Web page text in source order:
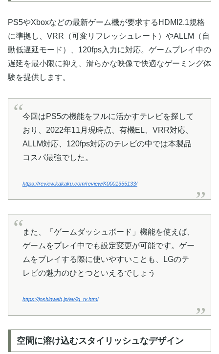
PS5やXboxなどの最新ゲーム機が要求するHDMI2.1規格
に準拠し、VRR（可変リフレッシュレート）やALLM（自
動低遅延モード）、120fps入力に対応。ゲームプレイ中の
遅延を最小限に抑え、滑らかな映像で快適なゲーミング体
験を提供します。
今回はPS5の機能をフルに活かすテレビを探して
おり、2022年11月現時点、有機EL、VRR対応、
ALLM対応、120fps対応のテレビの中では本製品
コスパ最強でした。
https://review.kakaku.com/review/K0001355133/
また、「ゲームダッシュボード」機能を使えば、
ゲームをプレイ中でも設定変更が可能です。ゲー
ムをプレイする際に使いやすいことも、LGのテ
レビの魅力のひとつといえるでしょう
https://joshinweb.jp/av/lg_tv.html
空間に溶け込むスタイリッシュなデザイン